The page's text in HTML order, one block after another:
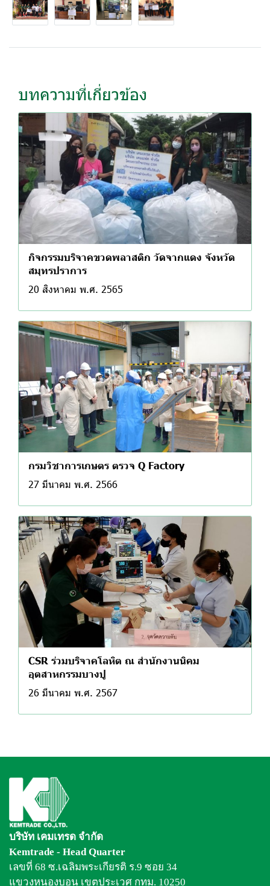
บทความที่เกี่ยวข้อง
กิจกรรมบริจาคขวดพลาสติก วัดจากแดง จังหวัด
สมุทรปราการ
20 สิงหาคม พ.ศ. 2565
กรมวิชาการเกษตร ตรวจ Q Factory
27 มีนาคม พ.ศ. 2566
CSR ร่วมบริจาคโลหิต ณ สำนักงานนิคม
อุตสาหกรรมบางปู
26 มีนาคม พ.ศ. 2567
บริษัท เคมเทรด จำกัด
Kemtrade - Head Quarter
เลขที่ 68 ซ.เฉลิมพระเกียรติ ร.9 ซอย 34
แขวงหนองบอน เขตประเวศ กทม. 10250